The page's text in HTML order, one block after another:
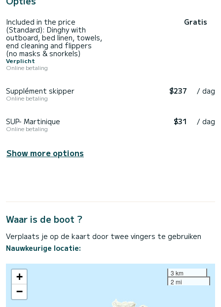
Included in the price
(Standard): Dinghy with
outboard, bed linen, towels,
end cleaning and flippers
(no masks & snorkels)
Verplicht
Online betaling
Gratis
Supplément skipper
Online betaling
$237 / dag
SUP- Martinique
Online betaling
$31 / dag
Show more options
Waar is de boot ?
Verplaats je op de kaart door twee vingers te gebruiken
Nauwkeurige locatie:
+
−
3 km
2 mi